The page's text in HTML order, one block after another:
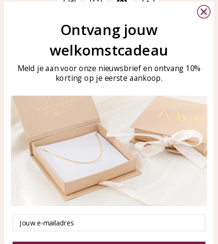
Veelgestelde vragen
Sieraden onderhouden
KAYA Sieraden
Bellen of WhatsApp Ma-Vr
tussen 09:00-17:00
Tel: 0850003187
WhatsApp: 0850003187
klantenservice@kayasierade
Producten
Alle producten
Nieuwe producten
KAYA Sieraden
Over ons
Samenwerken?
Tips en Advies
Duurzaamheid
Ontvang jouw
welkomstcadeau
Meld je aan voor onze nieuwsbrief en ontvang 10%
korting op je eerste aankoop.
Email